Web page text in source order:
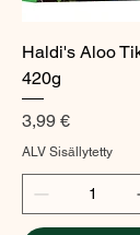
Haldi's Aloo
420g
Hinta
3,99 €
ALV Sisällytetty